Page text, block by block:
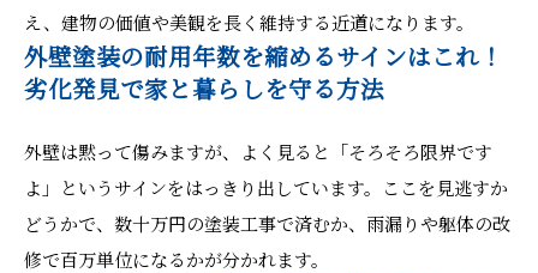
え、建物の価値や美観を長く維持する近道になります。
外壁塗装の耐用年数を縮めるサインはこれ！
劣化発見で家と暮らしを守る方法
外壁は黙って傷みますが、よく見ると「そろそろ限界です
よ」というサインをはっきり出しています。ここを見逃すか
どうかで、数十万円の塗装工事で済むか、雨漏りや躯体の改
修で百万単位になるかが分かれます。